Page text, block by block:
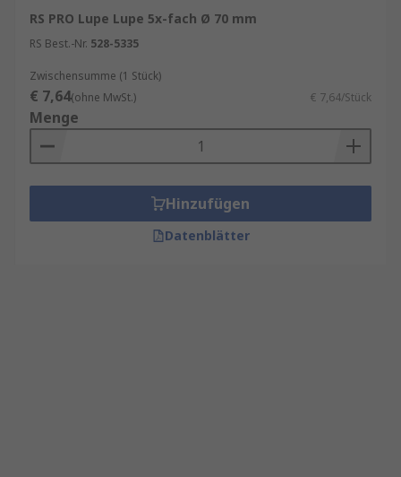
RS PRO Lupe Lupe 5x-fach Ø 70 mm
RS Best.-Nr. 528-5335
Zwischensumme (1 Stück)
€ 7,64(ohne MwSt.) € 7,64/Stück
Menge
Hinzufügen
Datenblätter